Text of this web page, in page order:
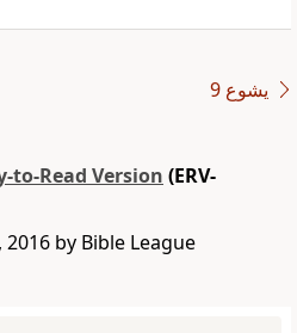
ﻳﺸﻮﻉ 9
to-Read Version (ERV-
by Bible League